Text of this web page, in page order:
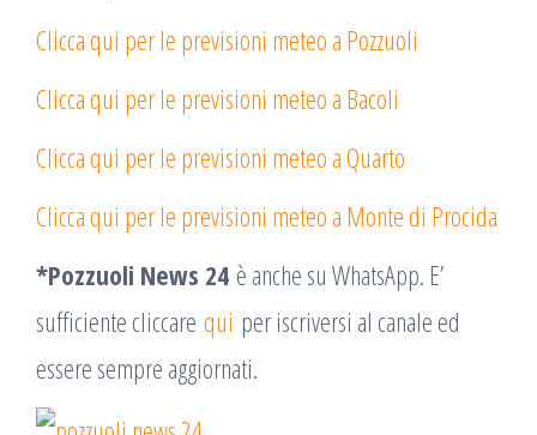
Clicca qui per le previsioni meteo a Pozzuoli
Clicca qui per le previsioni meteo a Bacoli
Clicca qui per le previsioni meteo a Quarto
Clicca qui per le previsioni meteo a Monte di Procida
*Pozzuoli News 24 è anche su WhatsApp. E’
sufficiente cliccare qui per iscriversi al canale ed
essere sempre aggiornati.